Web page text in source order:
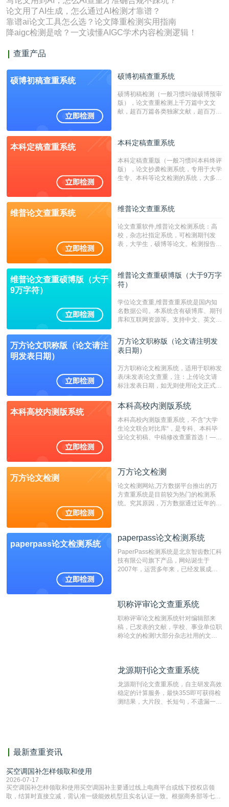
论文用了AI生成，怎么通过AI检测才靠谱？
靠谱ai论文工具怎么选？论文降重检测实用指南
降aigc检测是啥？一文读懂AIGC学术内容检测逻辑！
查重产品
硕博初稿查重系统 硕博初稿查重系统
硕博初稿检测（一般习惯叫做硕博预审
版），论文查重检测上千万篇中文文
献，超百万篇各类独家文献，超百万港
校用来检测硕博论文的系统，检测范围
广，数据来源真实，检测算法合理!本
字符数30万）
本科定稿查重系统 本科定稿查重系统
本科定稿查重版（一般习惯叫本科终评
版），论文抄袭检测系统，专用于大学
生专、本科等论文检测的系统，大多数
维普论文查重系统 维普论文查重系统
论文查重软件,维普论文检测系统：高
校，杂志社指定系统，可检测期刊发
表，大学生，硕博等论文。检测报告支
维普论文查重硕博版（大于
9万字符）
维普论文查重硕博版（大于9万字
符）
学位论文查重,维普查重系统是国内知
名数据公司。本系统含有硕博库、期刊
库和互联网资源等。支持中文、英文、
定院校！！！
万方论文职称版（论文请注
明发表日期）
万方论文职称版（论文请注明发
表日期）
万方职称论文检测系统，适用于职称发
表/未发表论文查重，注：上传论文请
标注发表日期，如无则使用论文正式发
成时间作为发表日期。
本科高校内测版系统
本科高校内测版系统
本科高校内测版查重系统，不含”大学
生论文联合对比库“，是专科、本科毕
业论文初稿、中稿修改查重首选！——
万方论文检测
万方论文检测
论文检测网站,万方数据平台推出的万
方查重系统是目前较为热门的检测系
统。究其原因，万方数据通过近年的发
非。其次，相对于知网而言，万方检测
重的推荐系统。
paperpass论文检测系统
paperpass论文检测系统
PaperPass检测系统是北京智齿数汇科
技有限公司旗下产品，网站诞生于
2007年，运营多年来，已经发展成为
检测速度快、精度高，市场反映良好。
职称评审论文查重系统
职称评审论文检测系统针对编辑部来
稿，已发表的文献，学校、事业单位职
称论文的检测!大部分杂志社用的文献
编辑部检测来稿和已发表的文献,检测
测时注意填写第一作者,才能排除已发
表文献复制比。（限制字符数1万）
龙源期刊论文查重系统
龙源期刊论文查重系统，自主研发高效
稳定的计算服务，最快35S即可获得检
测结果，大片段、长短句，不遗漏一处
最新查重资讯
买空调国补怎样领取和使用
2026-07-17
买空调国补怎样领取和使用买空调国补主要通过线上电商平台或线下授权店领
取，结算时直接立减‌，需认准一级能效机型且实名认证一致。根据商务部等七部